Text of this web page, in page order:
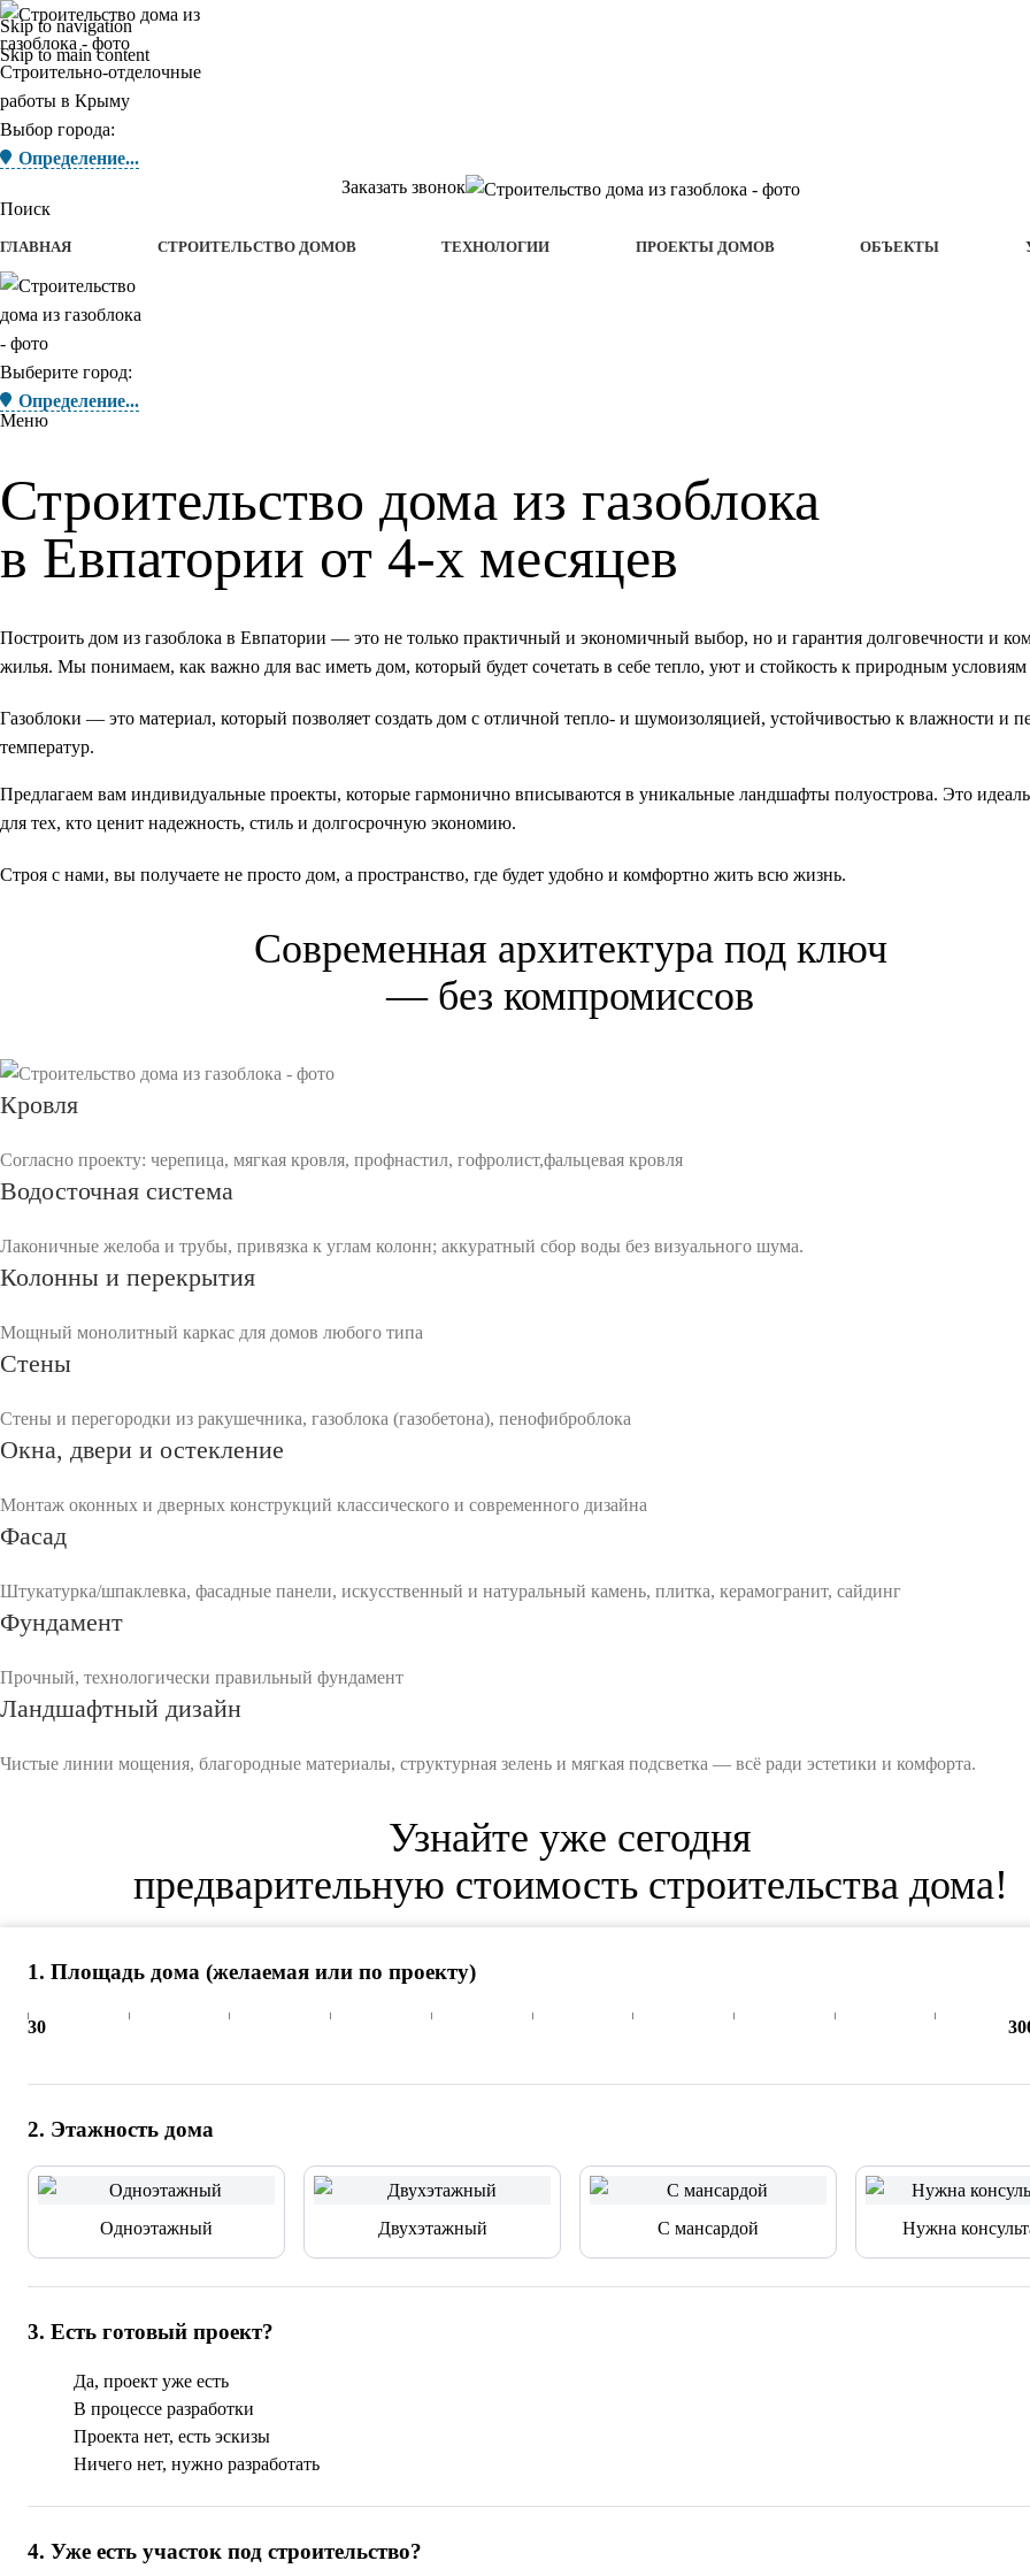
Skip to navigation
Skip to main content
Строительно-отделочные
работы в Крыму
Выбор города:
Определение...
Заказать звонок
Поиск
ГЛАВНАЯ СТРОИТЕЛЬСТВО ДОМОВ ТЕХНОЛОГИИ ПРОЕКТЫ ДОМОВ ОБЪЕКТЫ
Выберите город:
Определение...
Меню
Строительство дома из газоблока
в Евпатории от 4-х месяцев
Построить дом из газоблока в Евпатории — это не только практичный и экономичный выбор, но и гарантия долговечности и
жилья. Мы понимаем, как важно для вас иметь дом, который будет сочетать в себе тепло, уют и стойкость к природным условиям
Газоблоки — это материал, который позволяет создать дом с отличной тепло- и шумоизоляцией, устойчивостью к влажности и
температур.
Предлагаем вам индивидуальные проекты, которые гармонично вписываются в уникальные ландшафты полуострова. Это
для тех, кто ценит надежность, стиль и долгосрочную экономию.
Строя с нами, вы получаете не просто дом, а пространство, где будет удобно и комфортно жить всю жизнь.
Современная архитектура под ключ
— без компромиссов
Кровля
Согласно проекту: черепица, мягкая кровля, профнастил, гофролист,фальцевая кровля
Водосточная система
Лаконичные желоба и трубы, привязка к углам колонн; аккуратный сбор воды без визуального шума.
Колонны и перекрытия
Мощный монолитный каркас для домов любого типа
Стены
Стены и перегородки из ракушечника, газоблока (газобетона), пенофиброблока
Окна, двери и остекление
Монтаж оконных и дверных конструкций классического и современного дизайна
Фасад
Штукатурка/шпаклевка, фасадные панели, искусственный и натуральный камень, плитка, керамогранит, сайдинг
Фундамент
Прочный, технологически правильный фундамент
Ландшафтный дизайн
Чистые линии мощения, благородные материалы, структурная зелень и мягкая подсветка — всё ради эстетики и комфорта.
Узнайте уже сегодня
предварительную стоимость строительства дома!
1. Площадь дома (желаемая или по проекту)
30
2. Этажность дома
Одноэтажный Двухэтажный С мансардой Нужна
3. Есть готовый проект?
Да, проект уже есть
В процессе разработки
Проекта нет, есть эскизы
Ничего нет, нужно разработать
4. Уже есть участок под строительство?